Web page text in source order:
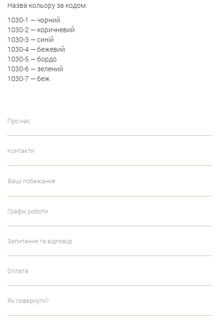
Назва кольору за кодом:
1030-1 — чорний
1030-2 — коричневий
1030-3 — синій
1030-4 — бежевий
1030-5 — бордо
1030-6 — зелений
1030-7 — беж
Про нас
Контакти
Ваші побажання
Графік роботи
Запитання та відповіді
Оплата
Як повернути?